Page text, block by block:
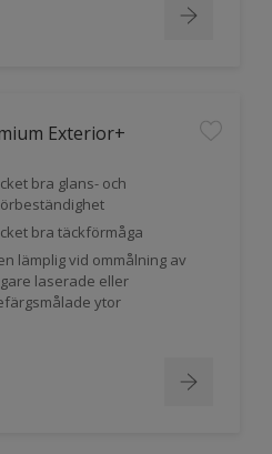
Exterior+
bra glans- och
bra täckförmåga
lämplig vid ommålning av
laserade eller
ytor